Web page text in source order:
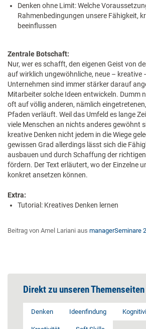
Denken ohne Limit: Welche
Rahmenbedingungen unsere Fähigkeit,
beeinflussen
Zentrale Botschaft:
Nur, wer es schafft, den eigenen Geist von
auf wirklich ungewöhnliche, neue – kreative
Unternehmen sind immer stärker darauf
Mitarbeiter solche Ideen entwickeln. Dumm
oft auf völlig anderen, nämlich
Pfaden verläuft. Weil das Umfeld es lange
viele Menschen an nichts anderes gewöhnt
kreative Denken nicht jedem in die Wiege
gewissen Grad allerdings lässt sich die
ausbauen und durch Schaffung der
fördern. Der Text erläutert, wo der Einzelne
konkret ansetzen können.
Extra:
Tutorial: Kreatives Denken lernen
Beitrag von Amel Lariani aus managerSeminare
Direkt zu unseren Themenseiten
Denken Ideenfindung